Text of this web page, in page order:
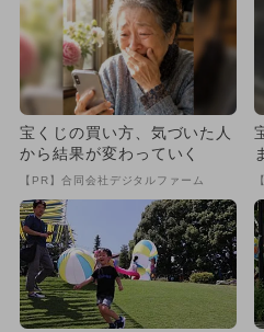
宝くじの買い方、気づいた人
から結果が変わっていく
【PR】合同会社デジタルファーム